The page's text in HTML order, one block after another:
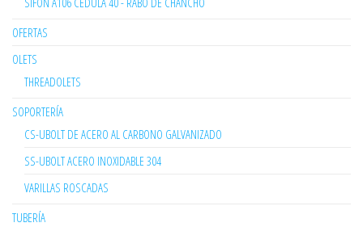
OFERTAS
OLETS
THREADOLETS
SOPORTERÍA
CS-UBOLT DE ACERO AL CARBONO GALVANIZADO
SS-UBOLT ACERO INOXIDABLE 304
VARILLAS ROSCADAS
TUBERÍA